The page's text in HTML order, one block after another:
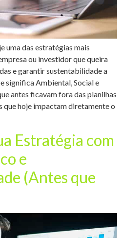
uma das estratégias mais
ou investidor que queira
e garantir sustentabilidade a
significa Ambiental, Social e
antes ficavam fora das planilhas
que hoje impactam diretamente o
Estratégia com
e
(Antes que